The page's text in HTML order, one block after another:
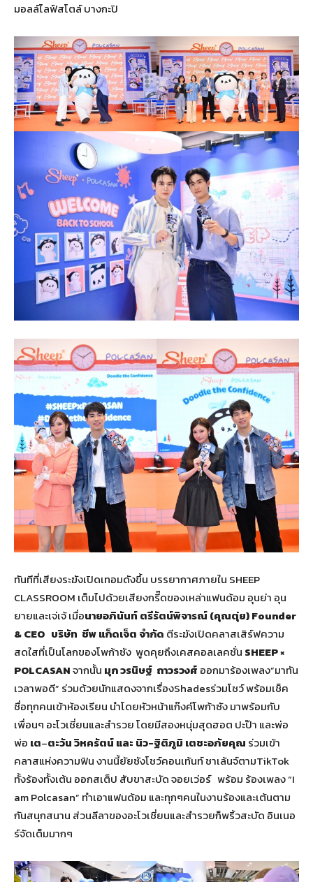
มอลล์ไลฟ์สโตล์ บางกะปิ
ทันทีที่เสียงระฆังเปิดเทอมดังขึ้น บรรยากาศภายใน SHEEP
CLASSROOM เต็มไปด้วยเสียงกรี๊ดของเหล่าแฟนด้อม อุนย่า อุน
ยายและเจ่เจ้ เมื่อนายอภินันท์ ตรีรัตน์พิจารณ์ (คุณตุ่ย)Founder
& CEO บริษัท ชีพ แก็ดเจ็ต จำกัด ตีระฆังเปิดคลาสเสิร์ฟความ
สดใสที่เป็นโลกของโพก้าซัง พูดคุยถึงเคสคอลเลคชั่น SHEEP ×
POLCASANจากนั้น มุก วรนิษฐ์ ถาวรวงศ์ ออกมาร้องเพลง”มาทัน
เวลาพอดี” ร่วมด้วยนักแสดงจากเรื่องShadesร่วมโชว์ พร้อมเช็ค
ชื่อทุกคนเข้าห้องเรียน นำโดยหัวหน้าแก๊งค์โพก้าซัง มาพร้อมกับ
เพื่อนๆ อะโวเชี่ยนและสำรวย โดยมีสองหนุ่มสุดฮอต ปะป๊า และพ่อ
พ่อ เต–ตะวัน วิหครัตน์และ นิว-ฐิติภูมิ เตชะอภัยคุณ ร่วมเข้า
คลาสแห่งความฟิน งานนี้ยัยซังโชว์คอนเท้นท์ ชาเล้นจ์ตามTikTok
ทั้งร้องทั้งเต้น ออกสเต็ป สับขาสะบัด จอยเว่อร์ พร้อม ร้องเพลง “I
am Polcasan” ทำเอาแฟนด้อม และทุกๆคนในงานร้องและเต้นตาม
กันสนุกสนาน ส่วนลีลาของอะโวเชี่ยนและสำรวยก็พริ้วสะบัด อินเนอ
ร์จัดเต็มมากๆ